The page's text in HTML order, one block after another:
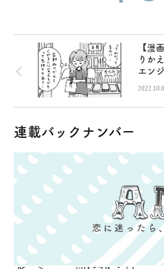
【漫
りか
エン
連載バックナンバー